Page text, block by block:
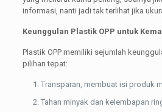
informasi, nanti jadi tak terlihat jika
Keunggulan Plastik OPP untuk
Plastik OPP memiliki sejumlah
pilihan tepat:
Transparan, membuat isi produk
Tahan minyak dan kelembapan